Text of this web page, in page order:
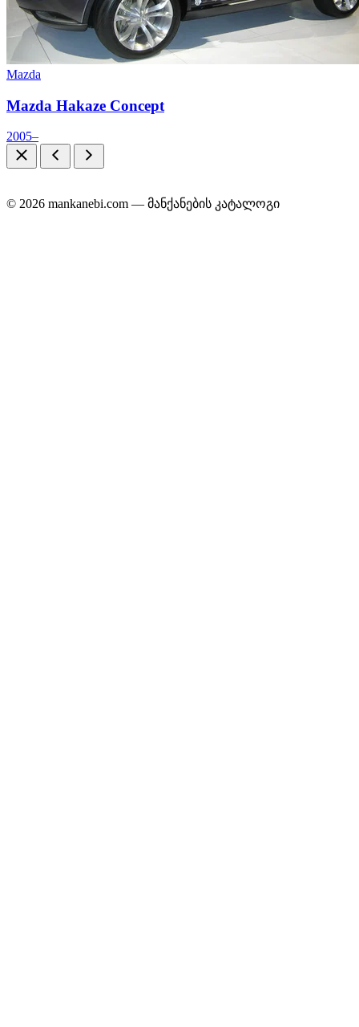
Mazda
Mazda Hakaze Concept
2005–
© 2026 mankanebi.com — მანქანების კატალოგი